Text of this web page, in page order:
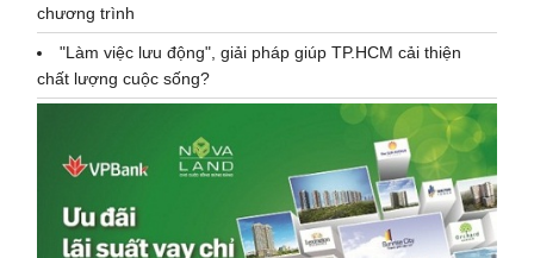
chương trình
"Làm việc lưu động", giải pháp giúp TP.HCM cải thiện
chất lượng cuộc sống?